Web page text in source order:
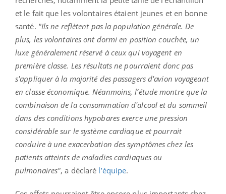
et le fait que les volontaires étaient jeunes et en bonne
santé. "Ils ne reflètent pas la population générale. De
plus, les volontaires ont dormi en position couchée, un
luxe généralement réservé à ceux qui voyagent en
première classe. Les résultats ne pourraient donc pas
s'appliquer à la majorité des passagers d'avion voyageant
en classe économique. Néanmoins, l’étude montre que la
combinaison de la consommation d'alcool et du sommeil
dans des conditions hypobares exerce une pression
considérable sur le système cardiaque et pourrait
conduire à une exacerbation des symptômes chez les
patients atteints de maladies cardiaques ou
pulmonaires", a déclaré l’équipe.